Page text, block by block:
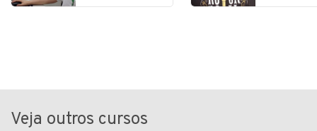
Veja outros cursos